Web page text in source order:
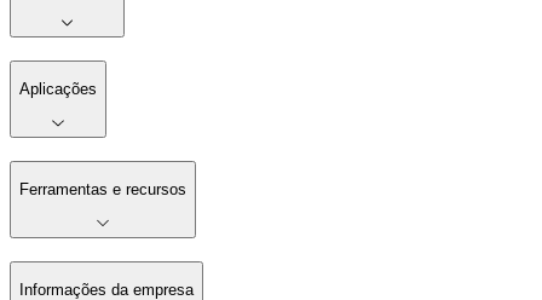
Aplicações
Ferramentas e recursos
Informações da empresa